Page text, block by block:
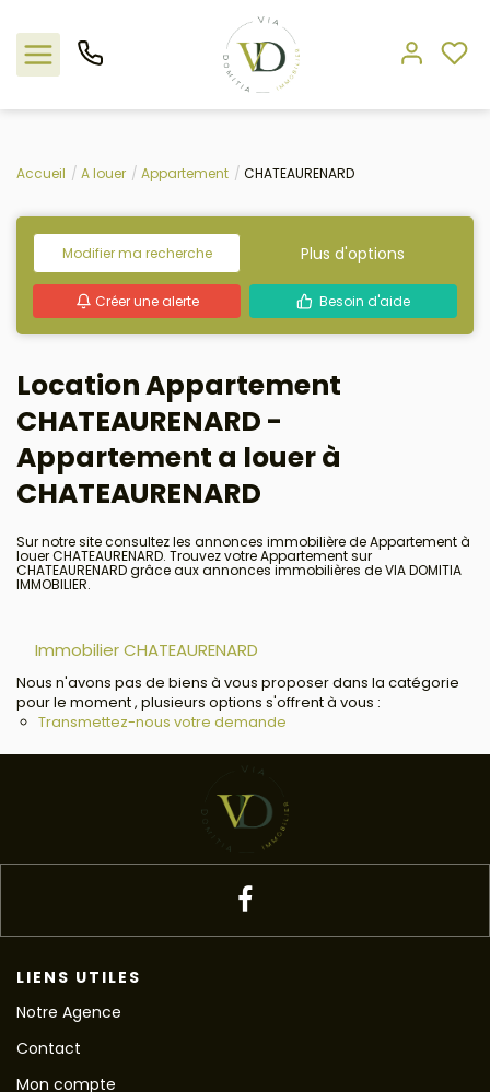
Nos offres
L'agence
Rejoindre le groupement
Estimation
Avis clients
Accueil A louer Appartement CHATEAURENARD
Modifier ma recherche Plus d'options
Créer une alerte Besoin d'aide
Location Appartement
CHATEAURENARD -
Appartement a louer à
CHATEAURENARD
Sur notre site consultez les annonces immobilière de Appartement à
louer CHATEAURENARD. Trouvez votre Appartement sur
CHATEAURENARD grâce aux annonces immobilières de VIA DOMITIA
IMMOBILIER.
Immobilier CHATEAURENARD
Nous n'avons pas de biens à vous proposer dans la catégorie
pour le moment , plusieurs options s'offrent à vous :
Transmettez-nous votre demande
LIENS UTILES
Notre Agence
Contact
Mon compte